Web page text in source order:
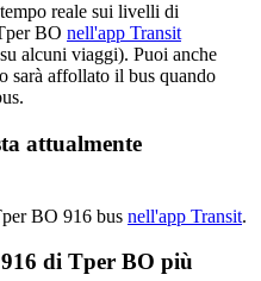
reale sui livelli di
BO nell'app Transit
alcuni viaggi). Puoi anche
sarà affollato il bus quando
attualmente
BO 916 bus nell'app Transit.
di Tper BO più